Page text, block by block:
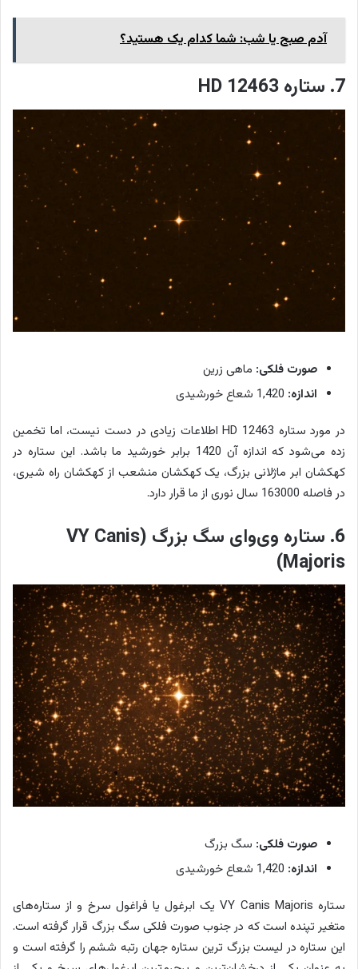
آدم صبح یا شب: شما کدام یک هستید؟
7. ستاره HD 12463
صورت فلکی: ماهی زرین
اندازه:
در مورد ستاره HD 12463 اطلاعات زیادی در دست نیست، اما تخمین
زده می‌شود که اندازه آن 1420 برابر خورشید ما باشد. این ستاره در
کهکشان ابر ماژلانی بزرگ، یک کهکشان منشعب از کهکشان راه شیری،
در فاصله 163000 سال نوری از ما قرار دارد.
6. ستاره وی‌وای سگ بزرگ (VY Canis
Majoris)
صورت فلکی: سگ بزرگ
اندازه:
ستاره VY Canis Majoris یک ابرغول یا فراغول سرخ و از ستاره‌های
متغیر تپنده است که در جنوب صورت فلکی سگ بزرگ قرار گرفته است.
این ستاره در لیست بزرگ ترین ستاره جهان رتبه ششم را گرفته است و